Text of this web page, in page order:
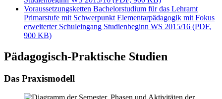
Voraussetzungsketten Bachelorstudium für das Lehramt
Primarstufe mit Schwerpunkt Elementarpädagogik mit Fokus
erweiterter Schuleingang Studienbeginn WS 2015/16 (PDF,
900 KB)
Pädagogisch-Praktische Studien
Das Praxismodell